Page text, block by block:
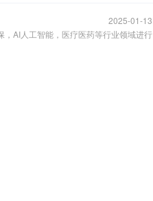
2025-01-13
AI人工智能，医疗医药等行业领域进行